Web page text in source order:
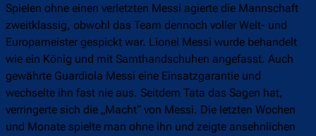
Spielen ohne einen verletzten Messi agierte die Mannschaft
zweitklassig, obwohl das Team dennoch voller Welt- und
Europameister gespickt war. Lionel Messi wurde behandelt
wie ein König und mit Samthandschuhen angefasst. Auch
gewährte Guardiola Messi eine Einsatzgarantie und
wechselte ihn fast nie aus. Seitdem Tata das Sagen hat,
verringerte sich die „Macht“ von Messi. Die letzten Wochen
und Monate spielte man ohne ihn und zeigte ansehnlichen